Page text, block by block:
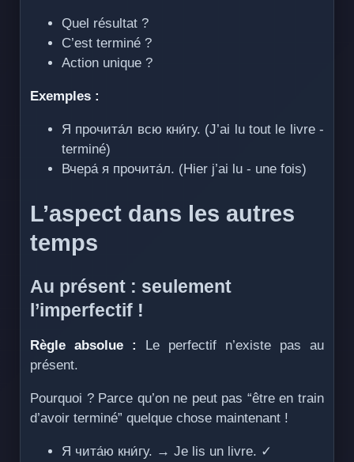
Quel résultat ?
C’est terminé ?
Action unique ?
Exemples :
Я прочита́л всю кни́гу. (J’ai lu tout le livre -
terminé)
Вчера́ я прочита́л. (Hier j’ai lu - une fois)
L’aspect dans les autres
temps
Au présent : seulement
l’imperfectif !
Règle absolue :
Le perfectif n’existe pas au
présent.
Pourquoi ? Parce qu’on ne peut pas “être en train
d’avoir terminé” quelque chose maintenant !
Я чита́ю кни́гу. → Je lis un livre. ✓